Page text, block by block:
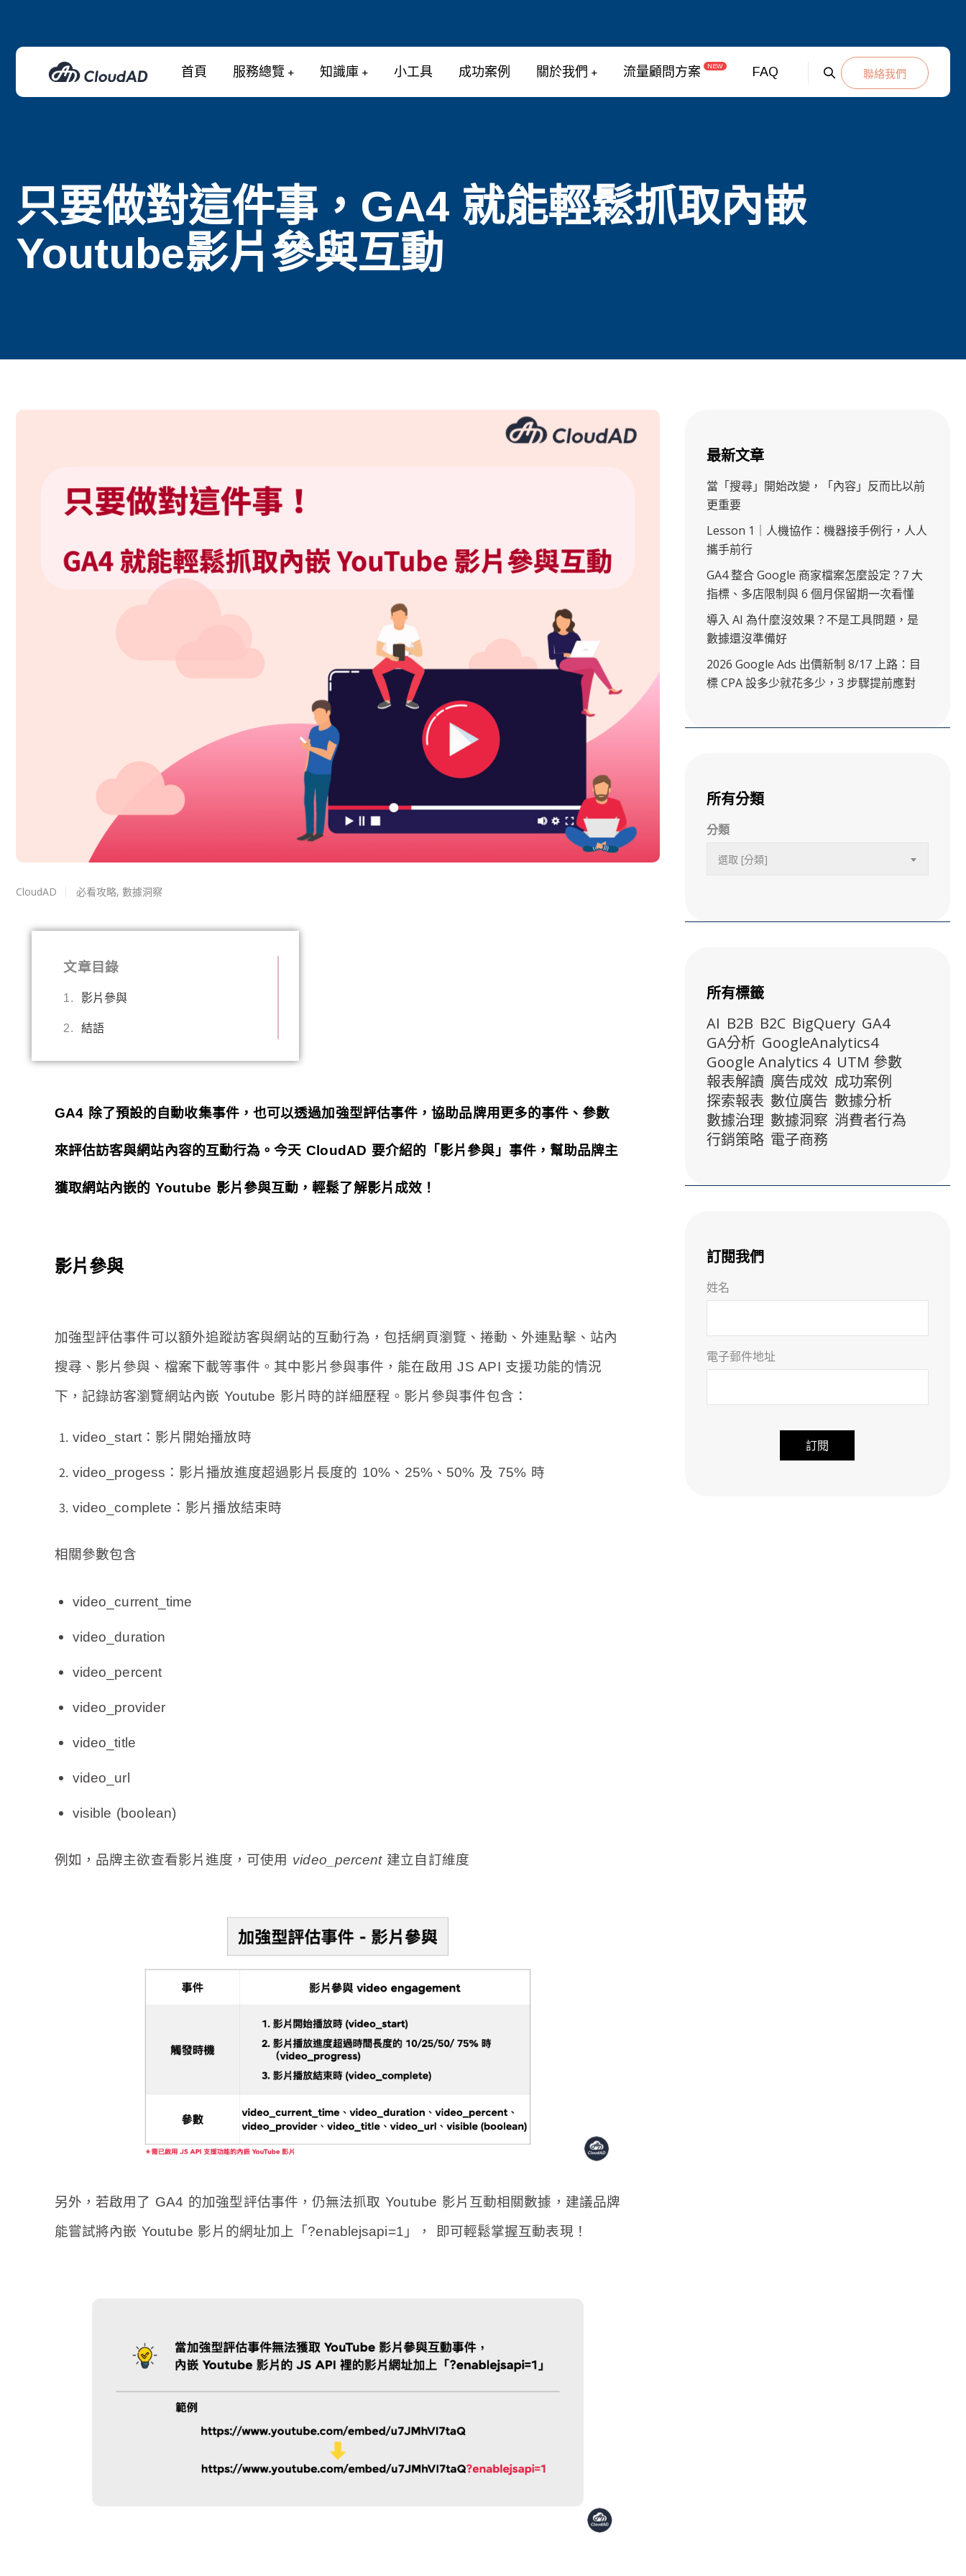
聯絡我們
首頁 服務總覽 知識庫 小工具 成功案例 關於我們 流量顧問方案 NEW FAQ
只要做對這件事，GA4 就能輕鬆抓取內嵌
Youtube影片參與互動
CloudAD 必看攻略, 數據洞察
文章目錄
1. 影片參與
2.結語
GA4 除了預設的自動收集事件，也可以透過加強型評估事件，協助品牌用更多的事件、參數
來評估訪客與網站內容的互動行為。今天 CloudAD 要介紹的「影片參與」事件，幫助品牌主
獲取網站內嵌的 Youtube 影片參與互動，輕鬆了解影片成效！
影片參與
加強型評估事件可以額外追蹤訪客與網站的互動行為，包括網頁瀏覽、捲動、外連點擊、站內
搜尋、影片參與、檔案下載等事件。其中影片參與事件，能在啟用 JS API 支援功能的情況
下，記錄訪客瀏覽網站內嵌 Youtube 影片時的詳細歷程。影片參與事件包含：
video_start：影片開始播放時
video_progess：影片播放進度超過影片長度的 10%、25%、50% 及 75% 時
video_complete：影片播放結束時
相關參數包含
video_current_time
video_duration
video_percent
video_provider
video_title
video_url
visible (boolean)
例如， 品牌主欲查看影片進度，可使用 video_percent建立自訂維度
另外，若啟用了 GA4 的加強型評估事件，仍無法抓取 Youtube 影片互動相關數據 ，建議品牌
能嘗試將內嵌 Youtube 影片的網址加上 「?enablejsapi=1」， 即可輕鬆掌握互動表現！
最新文章
當「搜尋」開始改變，「內容」反而比以前
更重要
Lesson 1｜人機協作：機器接手例行，人人
攜手前行
GA4 整合 Google 商家檔案怎麼設定？7 大
指標、多店限制與 6 個月保留期一次看懂
導入 AI 為什麼沒效果？不是工具問題，是
數據還沒準備好
2026 Google Ads 出價新制 8/17 上路：目
標 CPA 設多少就花多少，3 步驟提前應對
所有分類
分類
選取 [分類]
所有標籤
AI B2B B2C BigQuery GA4
GA分析 GoogleAnalytics4
Google Analytics 4 UTM 參數
報表解讀 廣告成效 成功案例
探索報表 數位廣告 數據分析
數據治理 數據洞察 消費者行為
行銷策略 電子商務
訂閱我們
姓名
電子郵件地址